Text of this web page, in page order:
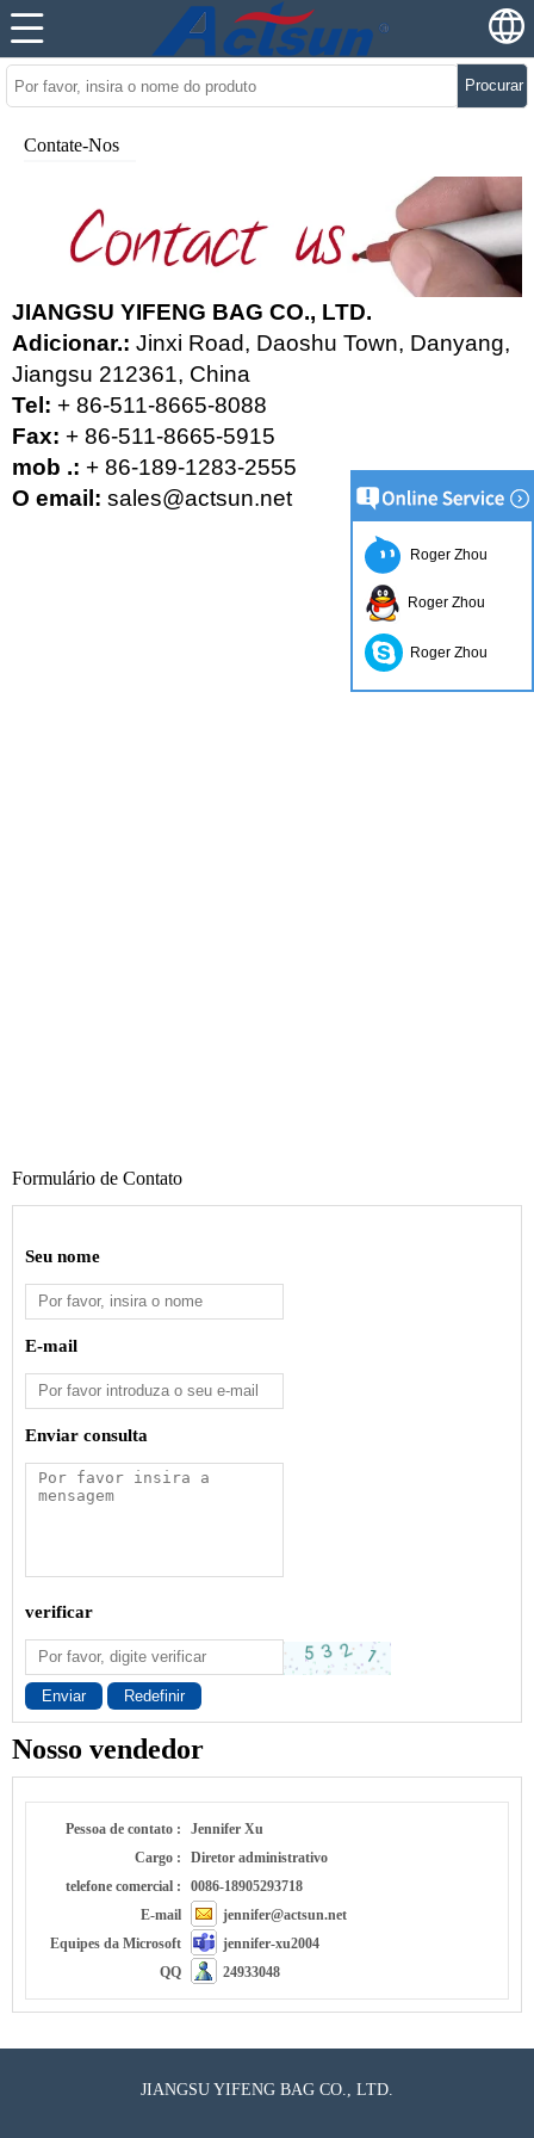
Procurar
Contate-Nos
JIANGSU YIFENG BAG CO., LTD.
Adicionar.: Jinxi Road, Daoshu Town, Danyang,
Jiangsu 212361, China
Tel: + 86-511-8665-8088
Fax: + 86-511-8665-5915
mob .: + 86-189-1283-2555
O email: sales@actsun.net
Formulário de Contato
Seu nome
E-mail
Enviar consulta
verificar
Enviar Redefinir
Nosso vendedor
Pessoa de contato :
Jennifer Xu
Cargo :
Diretor administrativo
telefone comercial :
0086-18905293718
E-mail
jennifer@actsun.net
Equipes da Microsoft
jennifer-xu2004
QQ
24933048
JIANGSU YIFENG BAG CO., LTD.
Roger Zhou
Roger Zhou
Roger Zhou